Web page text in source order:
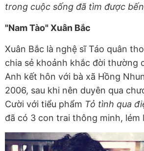
trong cuộc sống đã tìm được
"Nam Tào" Xuân Bắc
Xuân Bắc là nghệ sĩ Táo quân
chia sẻ khoảnh khắc đời thường
Anh kết hôn với bà xã Hồng
2006, sau khi nên duyên qua
Cười với tiểu phẩm Tỏ tình qua
đã có 3 con trai thông minh, lém